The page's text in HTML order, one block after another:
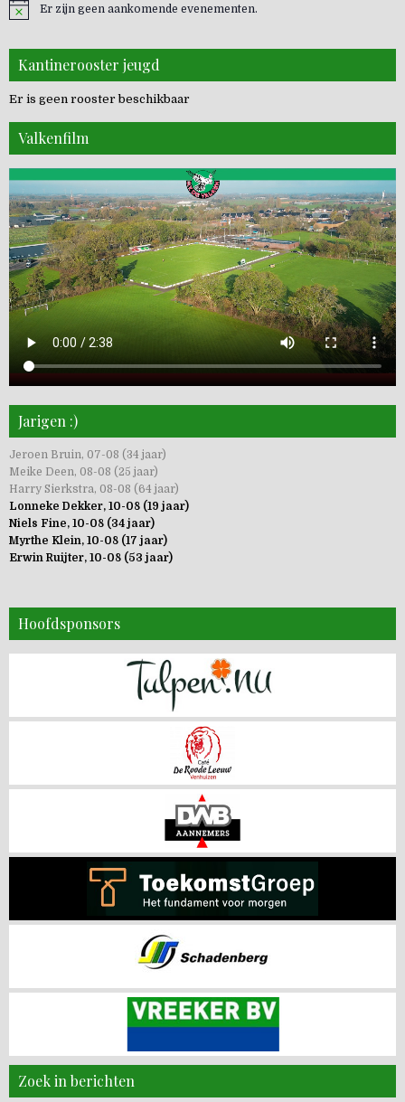
Er zijn geen aankomende evenementen.
Kantinerooster jeugd
Er is geen rooster beschikbaar
Valkenfilm
Jarigen :)
Jeroen Bruin, 07-08 (34 jaar)
Meike Deen, 08-08 (25 jaar)
Harry Sierkstra, 08-08 (64 jaar)
Lonneke Dekker, 10-08 (19 jaar)
Niels Fine, 10-08 (34 jaar)
Myrthe Klein, 10-08 (17 jaar)
Erwin Ruijter, 10-08 (53 jaar)
Hoofdsponsors
Zoek in berichten